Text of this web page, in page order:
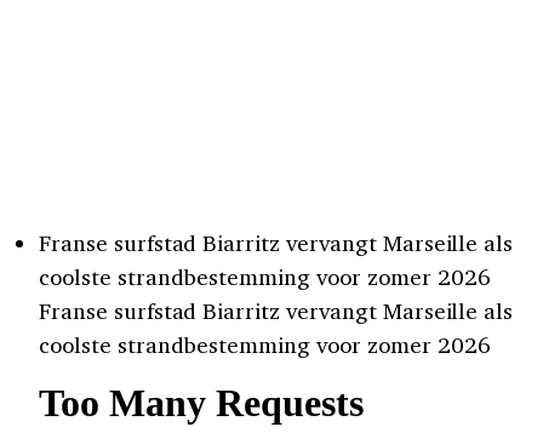
Franse surfstad Biarritz vervangt Marseille als
coolste strandbestemming voor zomer 2026
Franse surfstad Biarritz vervangt Marseille als
coolste strandbestemming voor zomer 2026